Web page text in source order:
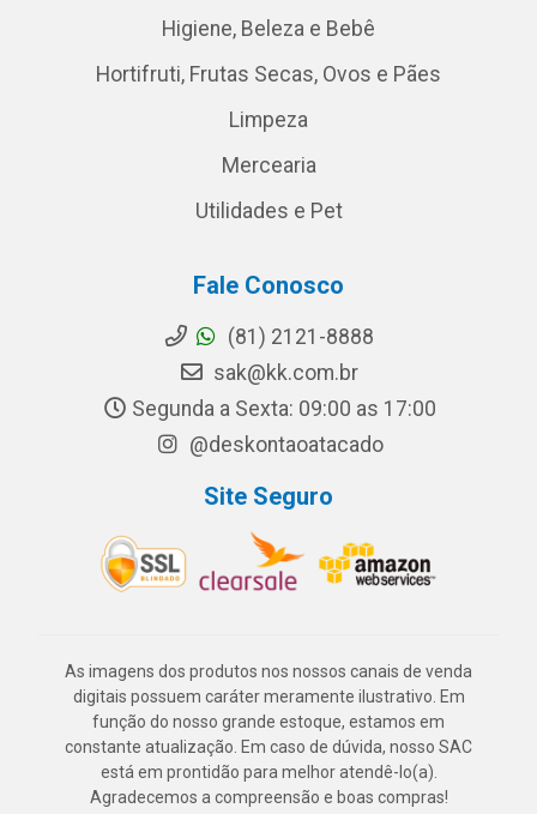
Higiene, Beleza e Bebê
Hortifruti, Frutas Secas, Ovos e Pães
Limpeza
Mercearia
Utilidades e Pet
Fale Conosco
(81) 2121-8888
sak@kk.com.br
Segunda a Sexta: 09:00 as 17:00
@deskontaoatacado
Site Seguro
As imagens dos produtos nos nossos canais de venda
digitais possuem caráter meramente ilustrativo. Em
função do nosso grande estoque, estamos em
constante atualização. Em caso de dúvida, nosso SAC
está em prontidão para melhor atendê-lo(a).
Agradecemos a compreensão e boas compras!